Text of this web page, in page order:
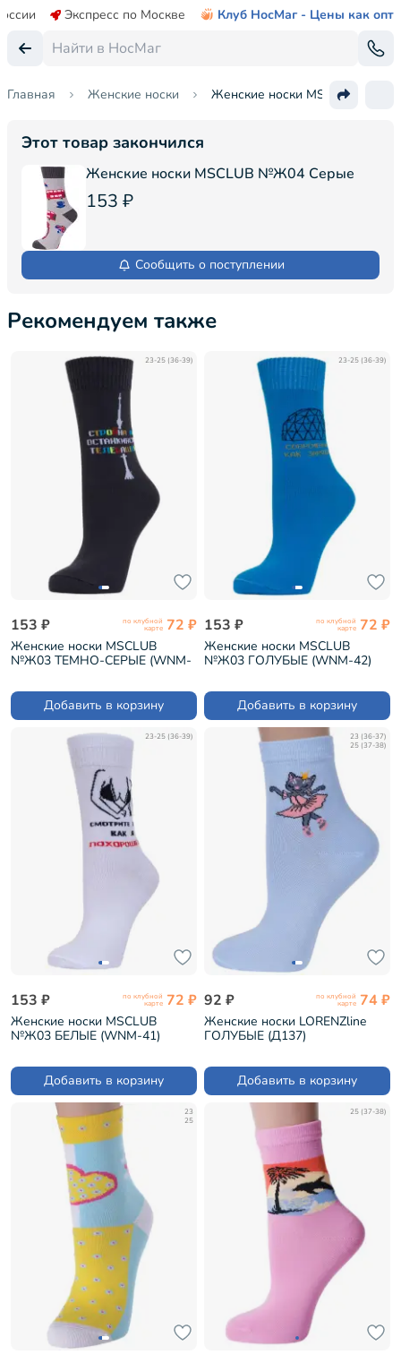
Экспресс по Москве Клуб НосМаг - Цены как опт
Главная Женские носки Женские носки MSCLUB №Ж04
Этот товар закончился
Женские носки MSCLUB №Ж04 Серые
153 ₽
Сообщить о поступлении
Рекомендуем также
23-25 (36-39)
153 ₽ по клубной
карте 72 ₽
Женские носки MSCLUB
№Ж03 ТЕМНО-СЕРЫЕ (WNM-
Добавить в корзину
23-25 (36-39)
153 ₽ по клубной
карте 72 ₽
Женские носки MSCLUB
№Ж03 ГОЛУБЫЕ (WNM-42)
Добавить в корзину
23-25 (36-39)
153 ₽ по клубной
карте 72 ₽
Женские носки MSCLUB
№Ж03 БЕЛЫЕ (WNM-41)
Добавить в корзину
23 (36-37)
25 (37-38)
92 ₽ по клубной
карте 74 ₽
Женские носки LORENZline
ГОЛУБЫЕ (Д137)
Добавить в корзину
23
25
25 (37-38)